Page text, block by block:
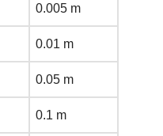
0.005 m
0.01 m
0.05 m
0.1 m